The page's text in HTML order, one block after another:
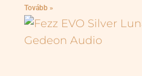
Tovább »